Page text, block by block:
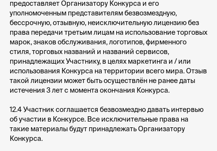
предоставляет Организатору Конкурса и его
уполномоченным представителям безвозмездную,
бессрочную, отзывную, неисключительную лицензию без
права передачи третьим лицам на использование торговых
марок, знаков обслуживания, логотипов, фирменного
стиля, торговых названий и названий сервисов,
принадлежащих Участнику, в целях маркетинга и / или
использования Конкурса на территории всего мира. Отзыв
такой лицензии может быть осуществлён не ранее даты
истечения 3 лет с момента окончания Конкурса.
12.4 Участник соглашается безвозмездно давать интервью
об участии в Конкурсе. Все исключительные права на
такие материалы будут принадлежать Организатору
Конкурса.
Сведения и документы организации,
осуществляющей образовательную деятельность
по проведению курсов
Сведения и документы организации,
осуществляющей оказание консультационных
услуг по проведению курсов
Образовательная лицензия № Л035-01298-
77/00179730 от 28.02.2022
Сайт Министерства науки и высшего образования
РФ» /«Сайт Министерства просвещения РФ»
СДС «Методология CRAFT», свидетельство №
Политика конфиденциальности